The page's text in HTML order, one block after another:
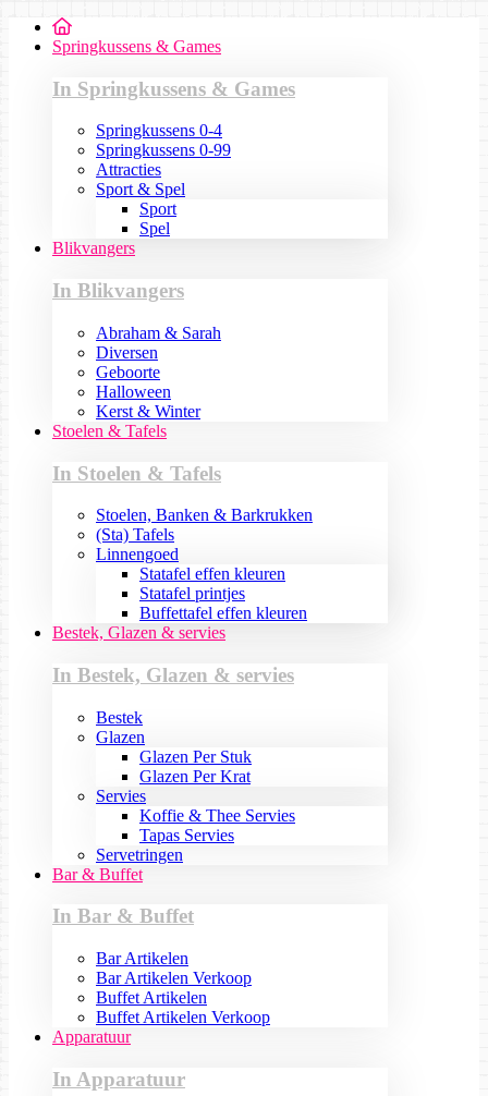
Springkussens & Games
In Springkussens & Games
Springkussens 0-4
Springkussens 0-99
Attracties
Sport & Spel
Sport
Spel
Blikvangers
In Blikvangers
Abraham & Sarah
Diversen
Geboorte
Halloween
Kerst & Winter
Stoelen & Tafels
In Stoelen & Tafels
Stoelen, Banken & Barkrukken
(Sta) Tafels
Linnengoed
Statafel effen kleuren
Statafel printjes
Buffettafel effen kleuren
Bestek, Glazen & servies
In Bestek, Glazen & servies
Bestek
Glazen
Glazen Per Stuk
Glazen Per Krat
Servies
Koffie & Thee Servies
Tapas Servies
Servetringen
Bar & Buffet
In Bar & Buffet
Bar Artikelen
Bar Artikelen Verkoop
Buffet Artikelen
Buffet Artikelen Verkoop
Apparatuur
In Apparatuur